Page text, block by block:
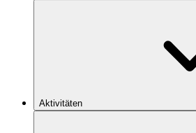
Aktivitäten